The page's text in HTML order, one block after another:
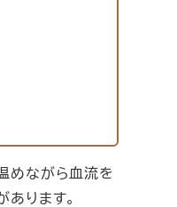
めながら血流を
ります。